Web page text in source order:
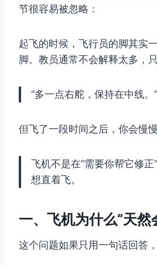
节很容易被忽略：
起飞的时候，飞行员的脚其实
脚。教员通常不会解释太多，
“多一点右舵，保持在中线。”
但飞了一段时间之后，你会慢
飞机不是在“需要你帮它修
想直着飞。
一、飞机为什么“天然
这个问题如果只用一句话回答